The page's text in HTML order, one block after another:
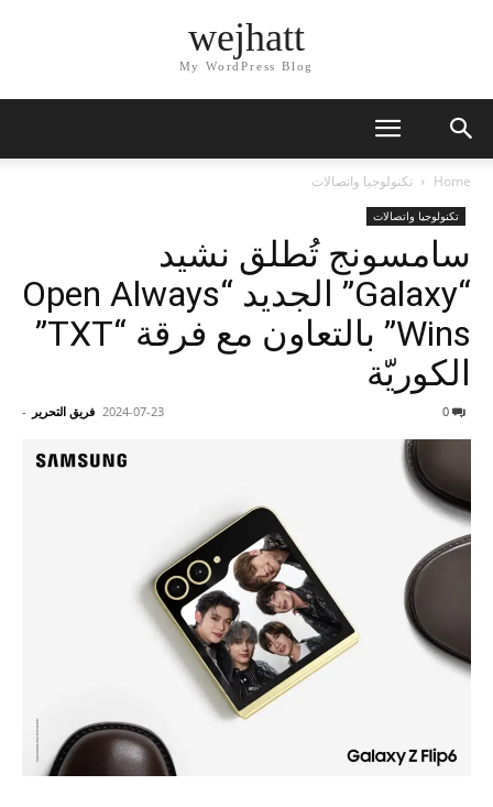
wejhatt
My WordPress Blog
Home تكنولوجيا واتصالات
تكنولوجيا واتصالات
سامسونج تُطلق نشيد
“Galaxy” الجديد “Open Always
Wins” بالتعاون مع فرقة “TXT”
الكوريّة
فريق التحرير - 2024-07-23